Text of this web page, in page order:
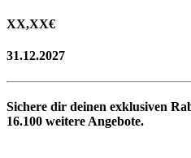
XX,XX€
31.12.2027
Sichere dir deinen exklusiven
16.100 weitere Angebote.